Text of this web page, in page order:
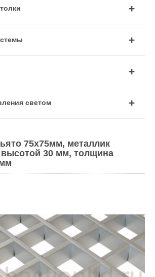
светом
75x75мм, металлик
30 мм, толщина